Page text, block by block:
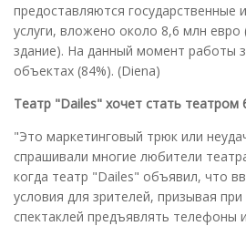
предоставляются государственные
услуги, вложено около 8,6 млн евро
здание). На данный момент работы
объектах (84%). (Diena)
Театр "Dailes" хочет стать театром
"Это маркетинговый трюк или
спрашивали многие любители
когда театр "Dailes" объявил, что
условия для зрителей, призывая
спектаклей предъявлять телефоны